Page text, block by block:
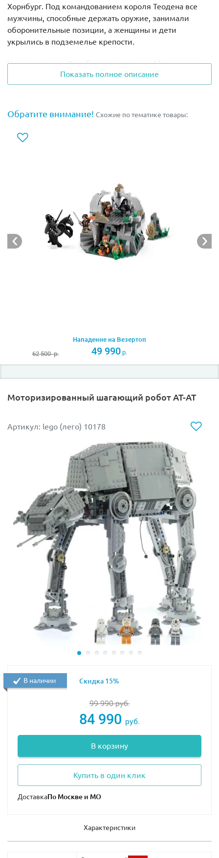
Хорнбург. Под командованием короля Теодена все
мужчины, способные держать оружие, занимали
оборонительные позиции, а женщины и дети
укрылись в подземелье крепости.
Ночью к стенам Хорнбурга подступила 10 тысячная
армия орков. С помощью тарана они хотели
проломить главные ворота, однако Арагорн и Гимли
врагов в пропасть.
В наборе Лего 9474 Вы найдёте 8 минифигурок: 3
воина Урук-хай, Берсеркер Урук-хай, Арагорн, Гимли,
Показать полное описание
Обратите внимание! Схожие по тематике товары:
Нападение на Везертоп
62 500р. 49 990 р.
Моторизированный шагающий робот AT-AT
Артикул: lego (лего) 10178
99 990руб.
84 990 руб.
В корзину
Купить в один клик
Доставка
В наличии Скидка 15%
Характеристики